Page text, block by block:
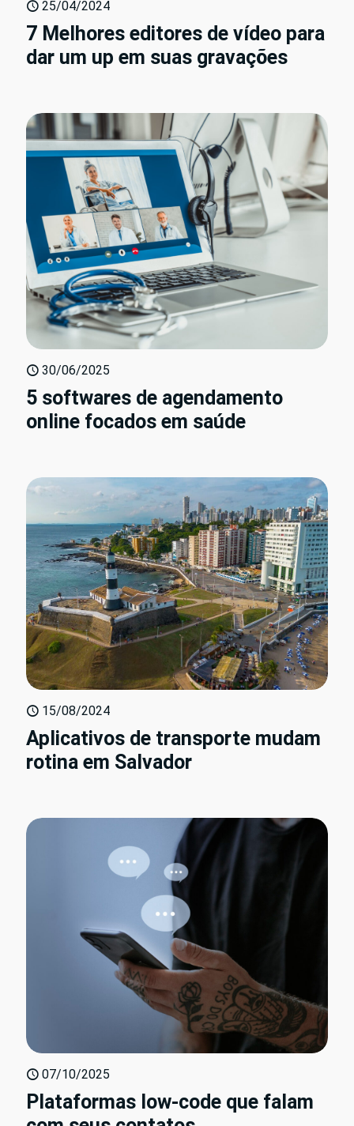
25/04/2024
7 Melhores editores de vídeo para
dar um up em suas gravações
30/06/2025
5 softwares de agendamento
online focados em saúde
15/08/2024
Aplicativos de transporte mudam
rotina em Salvador
07/10/2025
Plataformas low-code que falam